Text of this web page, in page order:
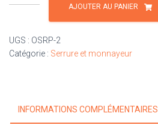
de
2
clés
AJOUTER AU PANIER
UGS : OSRP-2
Catégorie : Serrure et monnayeur
INFORMATIONS COMPLÉMENTAIRES